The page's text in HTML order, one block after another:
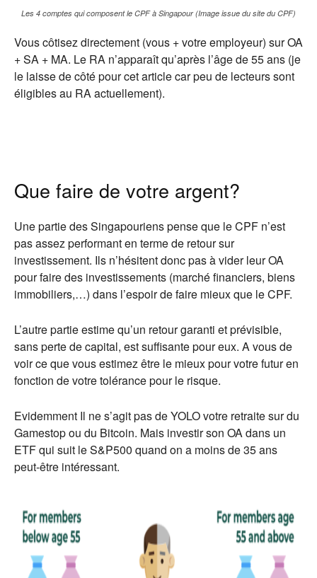
Les 4 comptes qui composent le CPF à Singapour (Image issue du site du CPF)
Vous côtisez directement (vous + votre employeur) sur OA
+ SA + MA. Le RA n’apparaît qu’après l’âge de 55 ans (je
le laisse de côté pour cet article car peu de lecteurs sont
éligibles au RA actuellement).
Que faire de votre argent?
Une partie des Singapouriens pense que le CPF n’est
pas assez performant en terme de retour sur
investissement. Ils n’hésitent donc pas à vider leur OA
pour faire des investissements (marché financiers, biens
immobiliers,…) dans l’espoir de faire mieux que le CPF.
L’autre partie estime qu’un retour garanti et prévisible,
sans perte de capital, est suffisante pour eux. A vous de
voir ce que vous estimez être le mieux pour votre futur en
fonction de votre tolérance pour le risque.
Evidemment Il ne s’agit pas de YOLO votre retraite sur du
Gamestop ou du Bitcoin. Mais investir son OA dans un
ETF qui suit le S&P500 quand on a moins de 35 ans
peut-être intéressant.